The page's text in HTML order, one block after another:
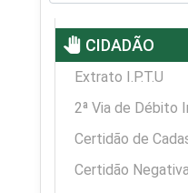
pan_tool CIDADÃO
Extrato I.P.T.U
2ª Via de Débito
Certidão de
Certidão